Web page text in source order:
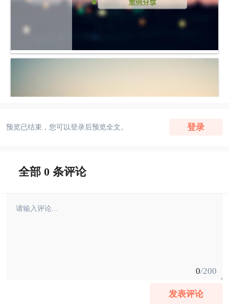
预览已结束，您可以登录后预览全文。 登录
全部 0 条评论
0/200
发表评论